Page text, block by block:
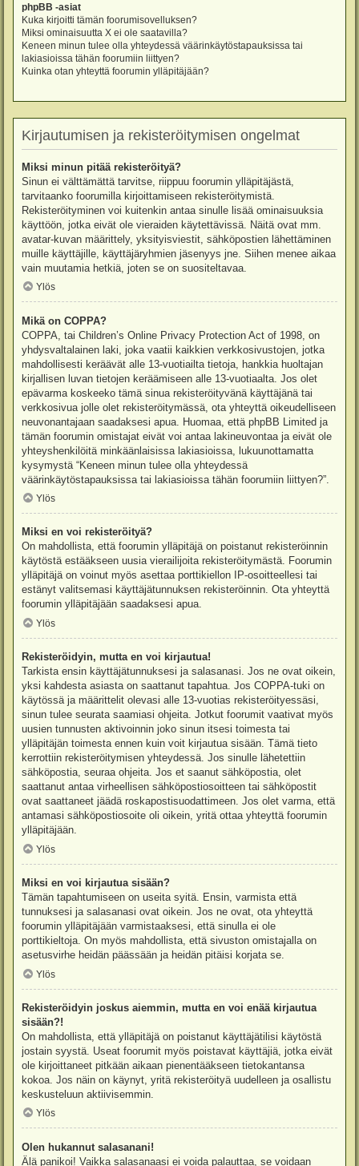
phpBB -asiat
Kuka kirjoitti tämän foorumisovelluksen?
Miksi ominaisuutta X ei ole saatavilla?
Keneen minun tulee olla yhteydessä väärinkäytöstapauksissa tai
lakiasioissa tähän foorumiin liittyen?
Kuinka otan yhteyttä foorumin ylläpitäjään?
Kirjautumisen ja rekisteröitymisen ongelmat
Miksi minun pitää rekisteröityä?
Sinun ei välttämättä tarvitse, riippuu foorumin ylläpitäjästä,
tarvitaanko foorumilla kirjoittamiseen rekisteröitymistä.
Rekisteröityminen voi kuitenkin antaa sinulle lisää ominaisuuksia
käyttöön, jotka eivät ole vieraiden käytettävissä. Näitä ovat mm.
avatar-kuvan määrittely, yksityisviestit, sähköpostien lähettäminen
muille käyttäjille, käyttäjäryhmien jäsenyys jne. Siihen menee aikaa
vain muutamia hetkiä, joten se on suositeltavaa.
Ylös
Mikä on COPPA?
COPPA, tai Children’s Online Privacy Protection Act of 1998, on
yhdysvaltalainen laki, joka vaatii kaikkien verkkosivustojen, jotka
mahdollisesti keräävät alle 13-vuotiailta tietoja, hankkia huoltajan
kirjallisen luvan tietojen keräämiseen alle 13-vuotiaalta. Jos olet
epävarma koskeeko tämä sinua rekisteröityvänä käyttäjänä tai
verkkosivua jolle olet rekisteröitymässä, ota yhteyttä oikeudelliseen
neuvonantajaan saadaksesi apua. Huomaa, että phpBB Limited ja
tämän foorumin omistajat eivät voi antaa lakineuvontaa ja eivät ole
yhteyshenkilöitä minkäänlaisissa lakiasioissa, lukuunottamatta
kysymystä “Keneen minun tulee olla yhteydessä
väärinkäytöstapauksissa tai lakiasioissa tähän foorumiin liittyen?”.
Ylös
Miksi en voi rekisteröityä?
On mahdollista, että foorumin ylläpitäjä on poistanut rekisteröinnin
käytöstä estääkseen uusia vierailijoita rekisteröitymästä. Foorumin
ylläpitäjä on voinut myös asettaa porttikiellon IP-osoitteellesi tai
estänyt valitsemasi käyttäjätunnuksen rekisteröinnin. Ota yhteyttä
foorumin ylläpitäjään saadaksesi apua.
Ylös
Rekisteröidyin, mutta en voi kirjautua!
Tarkista ensin käyttäjätunnuksesi ja salasanasi. Jos ne ovat oikein,
yksi kahdesta asiasta on saattanut tapahtua. Jos COPPA-tuki on
käytössä ja määrittelit olevasi alle 13-vuotias rekisteröityessäsi,
sinun tulee seurata saamiasi ohjeita. Jotkut foorumit vaativat myös
uusien tunnusten aktivoinnin joko sinun itsesi toimesta tai
ylläpitäjän toimesta ennen kuin voit kirjautua sisään. Tämä tieto
kerrottiin rekisteröitymisen yhteydessä. Jos sinulle lähetettiin
sähköpostia, seuraa ohjeita. Jos et saanut sähköpostia, olet
saattanut antaa virheellisen sähköpostiosoitteen tai sähköpostit
ovat saattaneet jäädä roskapostisuodattimeen. Jos olet varma, että
antamasi sähköpostiosoite oli oikein, yritä ottaa yhteyttä foorumin
ylläpitäjään.
Ylös
Miksi en voi kirjautua sisään?
Tämän tapahtumiseen on useita syitä. Ensin, varmista että
tunnuksesi ja salasanasi ovat oikein. Jos ne ovat, ota yhteyttä
foorumin ylläpitäjään varmistaaksesi, että sinulla ei ole
porttikieltoja. On myös mahdollista, että sivuston omistajalla on
asetusvirhe heidän päässään ja heidän pitäisi korjata se.
Ylös
Rekisteröidyin joskus aiemmin, mutta en voi enää kirjautua
sisään?!
On mahdollista, että ylläpitäjä on poistanut käyttäjätilisi käytöstä
jostain syystä. Useat foorumit myös poistavat käyttäjiä, jotka eivät
ole kirjoittaneet pitkään aikaan pienentääkseen tietokantansa
kokoa. Jos näin on käynyt, yritä rekisteröityä uudelleen ja osallistu
keskusteluun aktiivisemmin.
Ylös
Olen hukannut salasanani!
Älä panikoi! Vaikka salasanaasi ei voida palauttaa, se voidaan